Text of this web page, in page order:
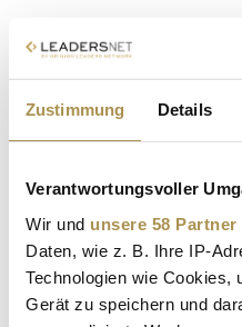
Zustimmung Details
Verantwortungsvoller
Wir und unsere 58 Partner
Daten, wie z. B. Ihre IP-
Technologien wie Cookies,
Gerät zu speichern und